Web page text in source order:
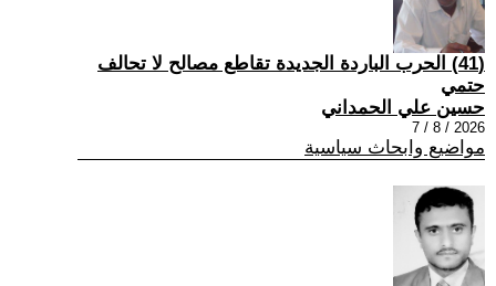
(41) الحرب الباردة الجديدة تقاطع مصالح لا تحالف
حتمي
حسين علي الحمداني
2026 / 8 / 7
مواضيع وابحاث سياسية